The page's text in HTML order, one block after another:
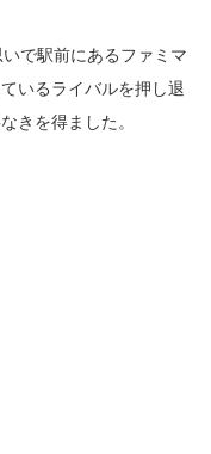
で駅前にあるファミマ
いるライバルを押し退
きを得ました。